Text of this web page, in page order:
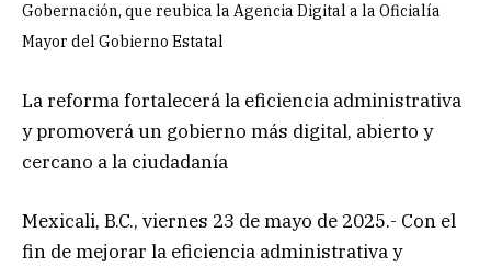
Gobernación, que reubica la Agencia Digital a la Oficialía
Mayor del Gobierno Estatal
La reforma fortalecerá la eficiencia administrativa
y promoverá un gobierno más digital, abierto y
cercano a la ciudadanía
Mexicali, B.C., viernes 23 de mayo de 2025.- Con el
fin de mejorar la eficiencia administrativa y